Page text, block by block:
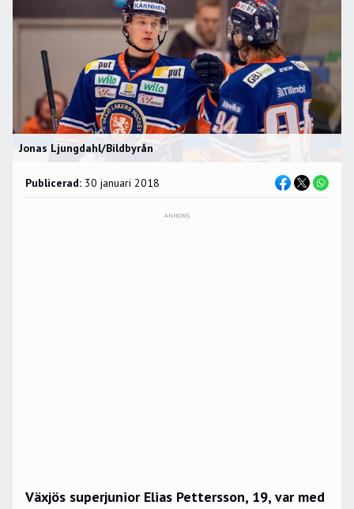
Jonas Ljungdahl/Bildbyrån
Publicerad: 30 januari 2018
ANNONS
Växjös superjunior Elias Pettersson, 19, var med